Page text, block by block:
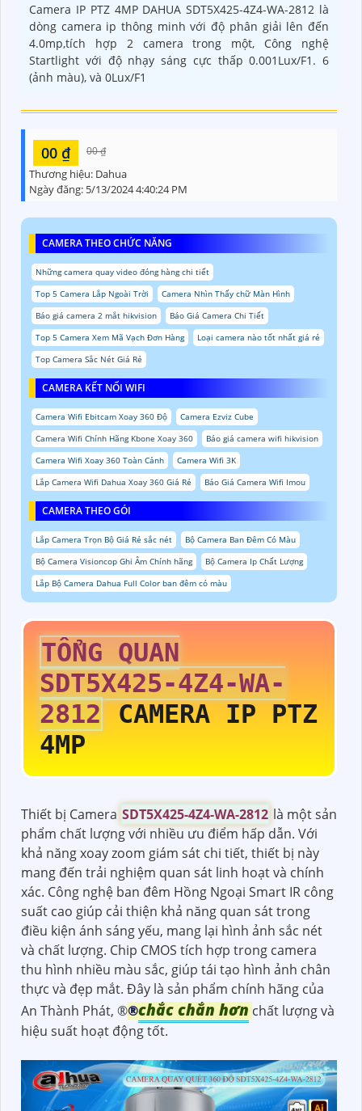
Camera IP PTZ 4MP DAHUA SDT5X425-4Z4-WA-2812 là
dòng camera ip thông minh với độ phân giải lên đến
4.0mp,tích hợp 2 camera trong một, Công nghệ
Startlight với độ nhạy sáng cực thấp 0.001Lux/F1. 6
(ảnh màu), và 0Lux/F1
00 ₫ 00 ₫
Thương hiệu: Dahua
Ngày đăng: 5/13/2024 4:40:24 PM
CAMERA THEO CHỨC NĂNG
Những camera quay video đóng hàng chi tiết
Top 5 Camera Lắp Ngoài Trời
Camera Nhìn Thấy chữ Màn Hình
Báo giá camera 2 mắt hikvision
Báo Giá Camera Chi Tiết
Top 5 Camera Xem Mã Vạch Đơn Hàng
Loại camera nào tốt nhất giá rẻ
Top Camera Sắc Nét Giá Rẻ
CAMERA KẾT NỐI WIFI
Camera Wifi Ebitcam Xoay 360 Độ
Camera Ezviz Cube
Camera Wifi Chính Hãng Kbone Xoay 360
Báo giá camera wifi hikvision
Camera Wifi Xoay 360 Toàn Cảnh
Camera Wifi 3K
Lắp Camera Wifi Dahua Xoay 360 Giá Rẻ
Báo Giá Camera Wifi Imou
CAMERA THEO GÓI
Lắp Camera Trọn Bộ Giá Rẻ sắc nét
Bộ Camera Ban Đêm Có Màu
Bộ Camera Visioncop Ghi Âm Chính hãng
Bộ Camera Ip Chất Lượng
Lắp Bộ Camera Dahua Full Color ban đêm có màu
TỔNG QUAN
SDT5X425-4Z4-WA-
2812CAMERA IP PTZ
4MP
Thiết bị Camera SDT5X425-4Z4-WA-2812 là một sản
phẩm chất lượng với nhiều ưu điểm hấp dẫn. Với
khả năng xoay zoom giám sát chi tiết, thiết bị này
mang đến trải nghiệm quan sát linh hoạt và chính
xác. Công nghệ ban đêm Hồng Ngoại Smart IR công
suất cao giúp cải thiện khả năng quan sát trong
điều kiện ánh sáng yếu, mang lại hình ảnh sắc nét
và chất lượng. Chip CMOS tích hợp trong camera
thu hình nhiều màu sắc, giúp tái tạo hình ảnh chân
thực và đẹp mắt. Đây là sản phẩm chính hãng của
An Thành Phát, ®️®️chắc chắn hơn chất lượng và
hiệu suất hoạt động tốt.